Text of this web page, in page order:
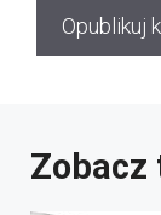
Zobacz